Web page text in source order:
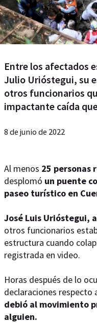
Entre los afectados
Julio Urióstegui, su
otros funcionarios
impactante caída
8 de junio de 2022
Al menos 25 personas
desplomó un puente
paseo turístico en
José Luis Urióstegui,
otros funcionarios
estructura cuando
registrada en video.
Horas después de lo
declaraciones respecto
debió al movimiento
alguien.